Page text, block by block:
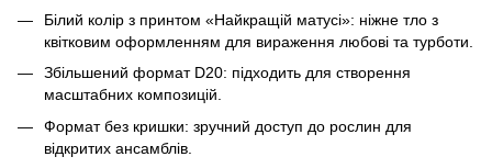
Білий колір з принтом «Найкращій матусі»: ніжне тло з
квітковим оформленням для вираження любові та турботи.
Збільшений формат D20: підходить для створення
масштабних композицій.
Формат без кришки: зручний доступ до рослин для
відкритих ансамблів.